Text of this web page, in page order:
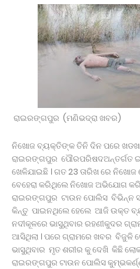
ବିନା ଦୋଷରେ ଜେଲ୍‌ରେ
ଯାନ ରାସ୍ତାକୁ ଆସିବା
ଆବାସିକ
ଉର୍ଦ୍ଧ ଛାତ୍ରଙ୍କୁ
ମାଲା ବିଜୟ
ସଦର ବ୍ଲକ
ଅଧିକାରୀଙ୍କ
ପ୍ରତିବାଦରେ ଗଣ
ମୃତ,
ଅଟକ ।
ଓ ସାର ବୋଝେଇ
ସାମ୍ବାଦିକ ଭବନରେ
ସଂଗୃହିତ
ପୂର୍ବତନ ସେନା
ମାମଲା , ନ୍ୟାୟ
ରାଷ୍ଟ୍ରପତିଙ୍କୁ
କଳାକୃତି ଉପହାର
କୋଲନରା ବ୍ଲକ୍‌ର
ଛାତ୍ରାବାସରେ
ରାଇରଙ୍ଗପୁର (ମଣିଭଦ୍ରା ଖବର)
ନିଖୋଜ ବ୍ୟକ୍ତିଙ୍କ ତିନି ଦିନ ପରେ
ରାଇରଙ୍ଗପୁର ପୌରପରିଷଦଅନ୍ତର୍ଗତ
ଖେଳିଯାଇଛି । ଗତ 23 ତାରିଖ ରେ ନିଖୋଜ
ବେହେରା କରିଥିଲେ ନିଖୋଜ ଅଭିଯୋଗ
ରାଇରଙ୍ଗପୁର ଟାଉନ ପୋଲିସ ବିଭିନ୍ନ
କିନ୍ତୁ ପାଇନଥିଲେ ହେଲେ ଆଜି ଉକ୍ତ
ନଦୀକୂଳରେ ଭାସୁଥିବାର ରହଣୀକୁଦର
ଆସିଥିଲା । ପରେ ଗ୍ରାମରେ ଖବର
ଭାସୁଥିବାର ମୃତ ଶରୀର କୁ ଦେଖି କିଛି
ରାଇରଙ୍ଗପୁର ଟାଉନ ପୋଲିସ